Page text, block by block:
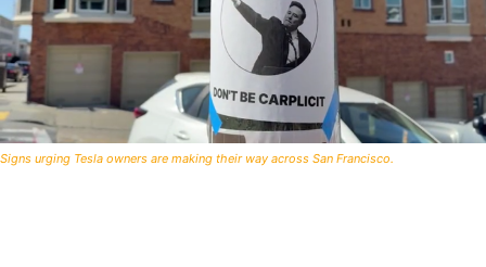
Signs urging Tesla owners are making their way across San Francisco.